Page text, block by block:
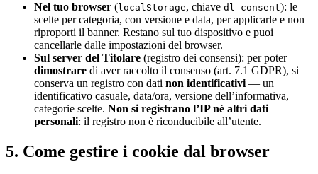
Nel tuo browser (localStorage, chiave dl-consent): le
scelte per categoria, con versione e data, per applicarle e non
riproporti il banner. Restano sul tuo dispositivo e puoi
cancellarle dalle impostazioni del browser.
Sul server del Titolare (registro dei consensi): per poter
dimostrare di aver raccolto il consenso (art. 7.1 GDPR), si
conserva un registro con dati non identificativi — un
identificativo casuale, data/ora, versione dell’informativa,
categorie scelte. Non si registrano l’IP né altri dati
personali: il registro non è riconducibile all’utente.
5. Come gestire i cookie dal browser